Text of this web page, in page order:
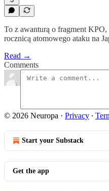
To z awanturą o fragment
rocznicą atomowego ataku na
Read →
Comments
© 2026 Neuropa · Privacy ∙
Start your Substack
Get the app